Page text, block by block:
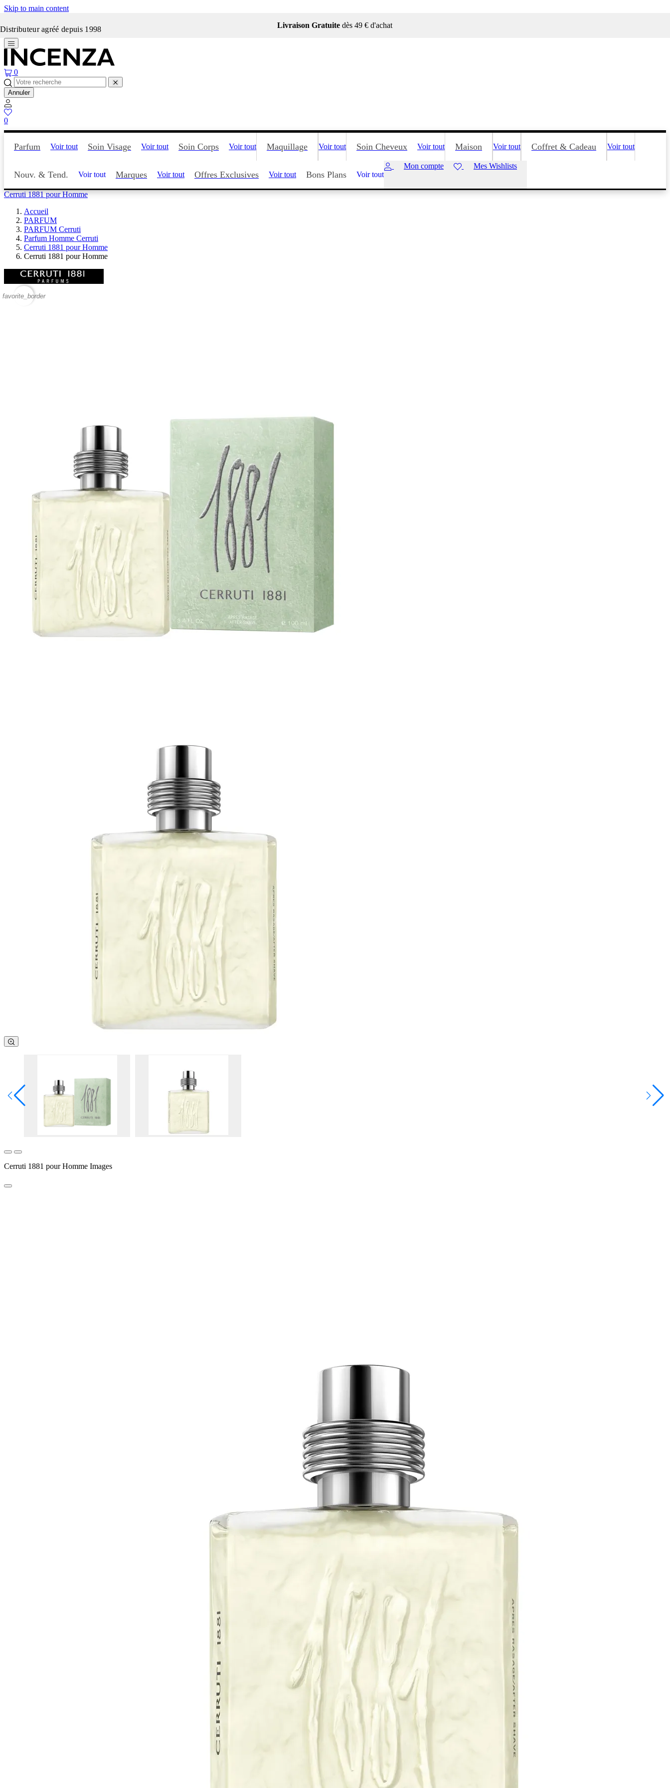
Skip to main content
Distributeur agréé depuis 1998Incenza fait peau neuve Livraison Gratuitedès 49 € d'achat
0
Annuler
0
Parfum Voir tout Soin Visage Voir tout Soin Corps Voir tout Maquillage Voir tout Soin Cheveux Voir tout Maison Voir tout Coffret & Cadeau Voir tout
Nouv. & Tend. Voir tout Marques Voir tout Offres Exclusives Voir tout Bons Plans Voir tout
Mon compte Mes Wishlists
Cerruti 1881 pour Homme
Accueil
PARFUM
PARFUM Cerruti
Parfum Homme Cerruti
Cerruti 1881 pour Homme
Cerruti 1881 pour Homme
favorite_border
Cerruti 1881 pour Homme Images